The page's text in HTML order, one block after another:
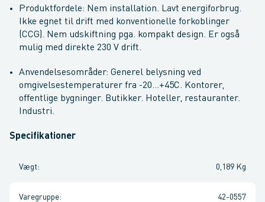
Produktfordele: Nem installation. Lavt energiforbrug.
Ikke egnet til drift med konventionelle forkoblinger
(CCG). Nem udskiftning pga. kompakt design. Er også
mulig med direkte 230 V drift.
Anvendelsesområder: Generel belysning ved
omgivelsestemperaturer fra -20...+45C. Kontorer,
offentlige bygninger. Butikker. Hoteller, restauranter.
Industri.
Specifikationer
Vægt: 0,189 Kg
Varegruppe: 42-0557